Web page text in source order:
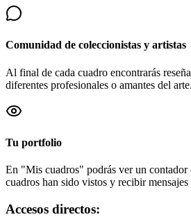
Comunidad de coleccionistas y artistas
Al final de cada cuadro encontrarás
diferentes profesionales o amantes del arte.
Tu portfolio
En "Mis cuadros" podrás ver un contador
cuadros han sido vistos y recibir mensajes
Accesos directos: